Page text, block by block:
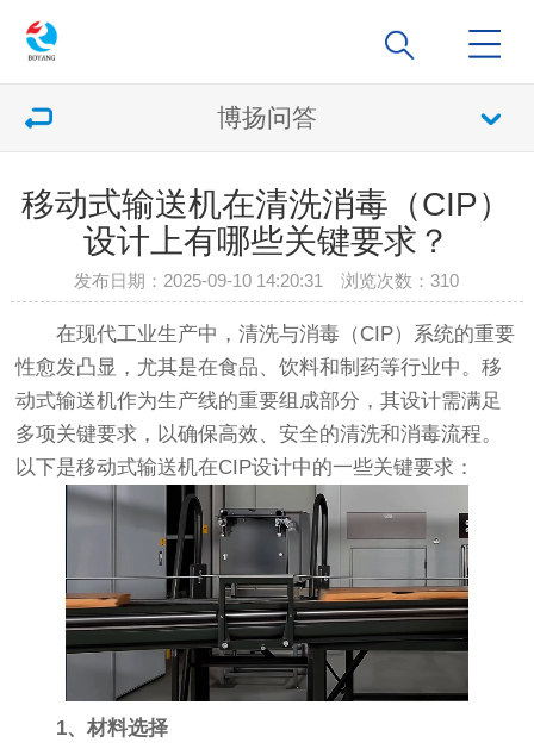
博扬问答
移动式输送机在清洗消毒（CIP）
设计上有哪些关键要求？
发布日期：2025-09-10 14:20:31 浏览次数：310
在现代工业生产中，清洗与消毒（CIP）系统的重要
性愈发凸显，尤其是在食品、饮料和制药等行业中。移
动式输送机作为生产线的重要组成部分，其设计需满足
多项关键要求，以确保高效、安全的清洗和消毒流程。
以下是移动式输送机在CIP设计中的一些关键要求：
1、材料选择